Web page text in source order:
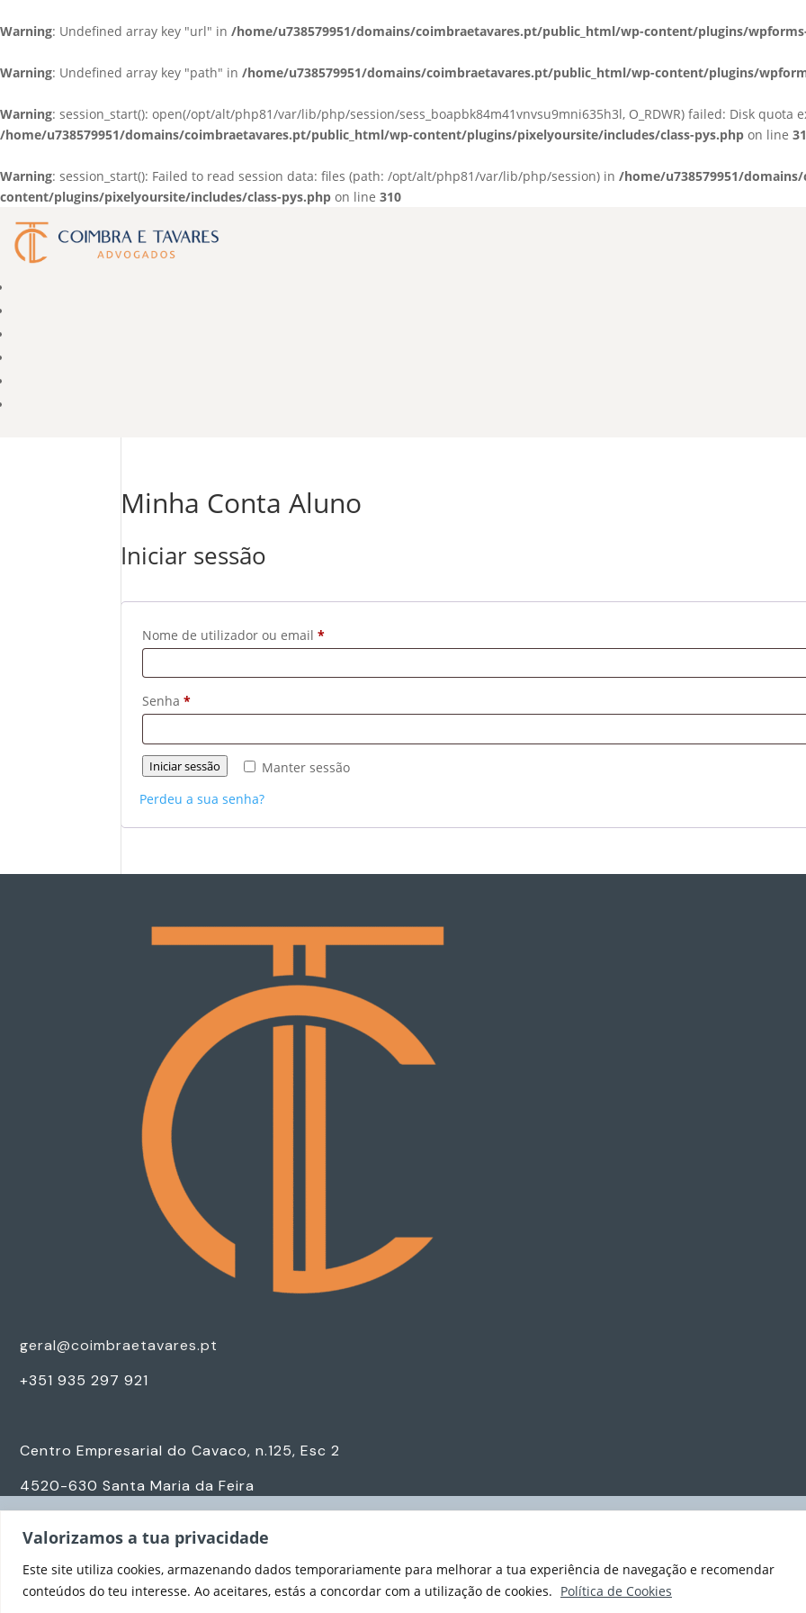
Valorizamos a tua privacidade
Este site utiliza cookies, armazenando dados temporariamente para melhorar a tua experiência de navegação e recomendar
conteúdos do teu interesse. Ao aceitares, estás a concordar com a utilização de cookies. Política de Cookies
Warning: Undefined array key "url" in /home/u738579951/domains/coimbraetavares.pt/public_html/wp-content/plugins/
Warning: Undefined array key "path" in /home/u738579951/domains/coimbraetavares.pt/public_html/wp-content/plugins/
Warning: session_start(): open(/opt/alt/php81/var/lib/php/session/sess_boapbk84m41vnvsu9mni635h3l, O_RDWR) failed: Disk quota
/home/u738579951/domains/coimbraetavares.pt/public_html/wp-content/plugins/pixelyoursite/includes/class-pys.php on line
Warning: session_start(): Failed to read session data: files (path: /opt/alt/php81/var/lib/php/session) in /home/u738579951/
content/plugins/pixelyoursite/includes/class-pys.php on line 310
Minha Conta Aluno
Iniciar sessão
Nome de utilizador ou email*Obrigatório
Senha*Obrigatório
Manter sessão
Iniciar sessão
Perdeu a sua senha?
geral@coimbraetavares.pt
+351 935 297 921
Centro Empresarial do Cavaco, n.125, Esc 2
4520-630 Santa Maria da Feira
Todos os direitos reservados.
Termos & Condições
Política de Privacidade